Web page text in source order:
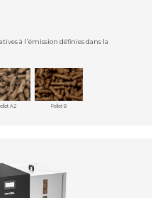
à l᾿émission définies dans la
A2 Pellet B